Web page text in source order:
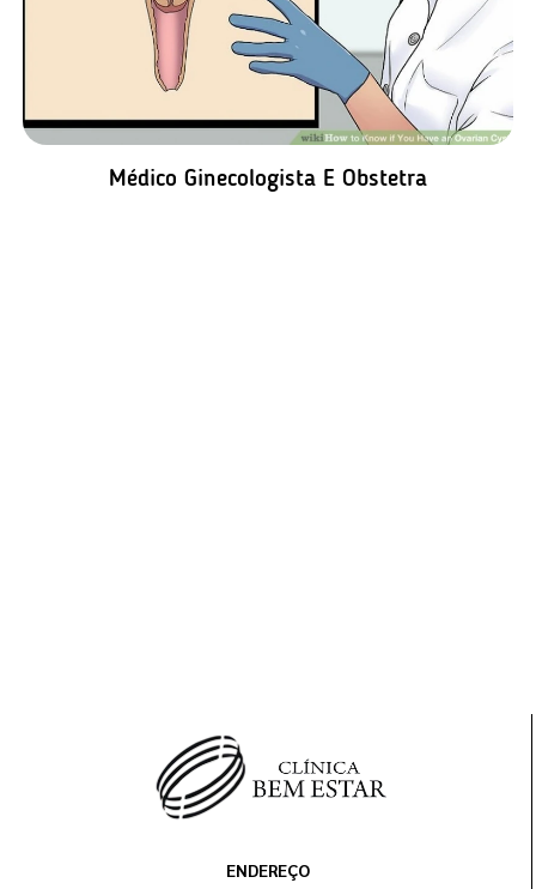
Médico Ginecologista E Obstetra
ENDEREÇO